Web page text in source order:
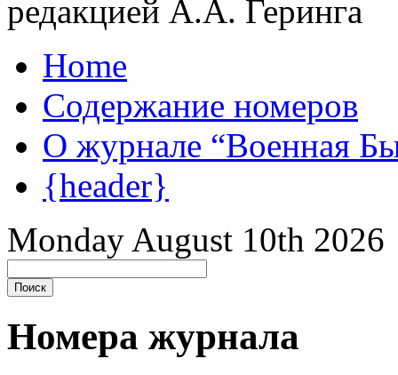
редакцией А.А. Геринга
Home
Содержание номеров
О журнале “Военная
{header}
Monday August 10th 2026
Номера журнала